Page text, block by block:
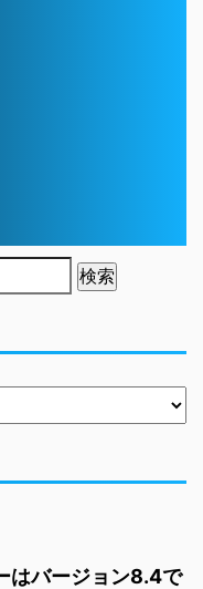
はバージョン8.4で